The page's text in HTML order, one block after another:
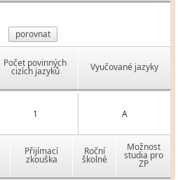
porovnat
Počet povinných
cizích jazyků Vyučované jazyky
1 A
Přijímací
zkouška
Roční
školné
Možnost
studia pro
ZP